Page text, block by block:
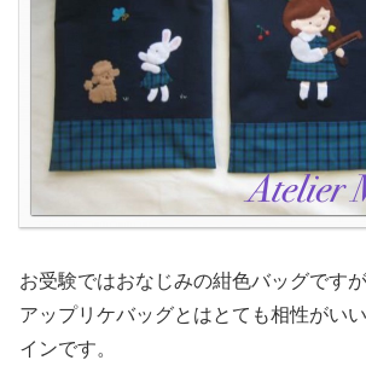
お受験ではおなじみの紺色バッグです
アップリケバッグとはとても相性がい
インです。